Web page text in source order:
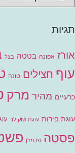
תגיות
אורז אפונה בטטה בצל
עוף חצילים טונה
כרעיים מהיר מרק
עוגת פירות עוגת שוקולד
פסטה פרמז'ן